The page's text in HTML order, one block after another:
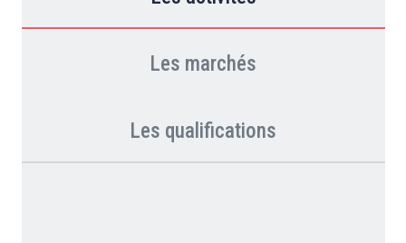
Les marchés
Les qualifications